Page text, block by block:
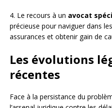
4. Le recours à un avocat
précieuse pour naviguer dans
assurances et obtenir gain de
Les évolutions
récentes
Face à la persistance du